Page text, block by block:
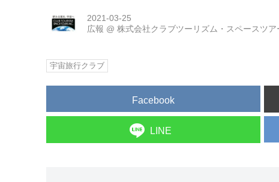
2021-03-25
広報 @株式会社クラブツーリズム・スペースツア
宇宙旅行クラブ
Facebook
LINE